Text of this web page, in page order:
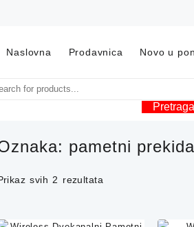
Naslovna Prodavnica Novo u
Pretraga
pametni
svih 2 rezultata